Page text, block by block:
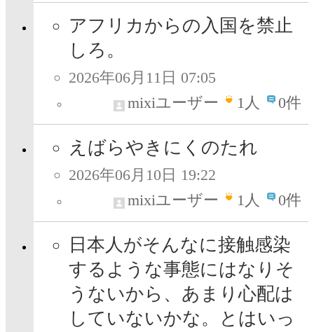
アフリカからの入国を禁止
しろ。
2026年06月11日 07:05
mixiユーザー
1人 0件
えばらやきにくのたれ
2026年06月10日 19:22
mixiユーザー
1人 0件
日本人がそんなに接触感染
するような事態にはなりそ
うないから、あまり心配は
していないかな。とはいっ